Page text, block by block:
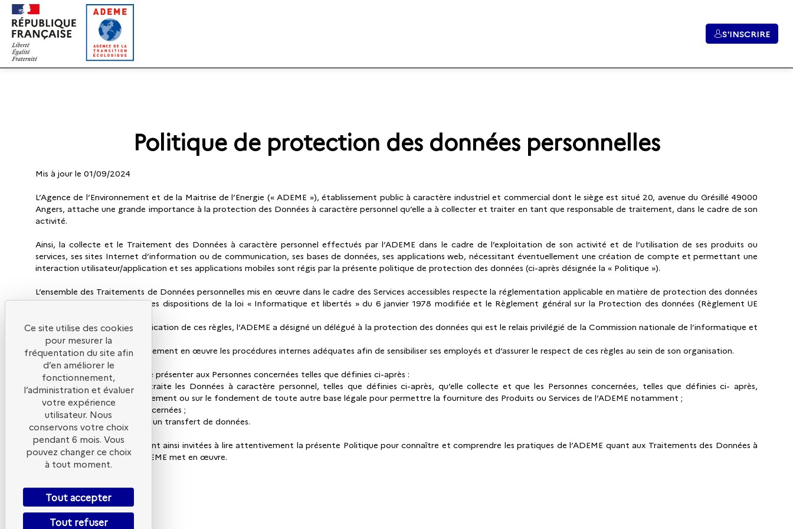
S'INSCRIRE
Politique de protection des données personnelles
Mis à jour le 01/09/2024
L’Agence de l’Environnement et de la Maitrise de l’Energie (« ADEME »), établissement public à caractère industriel et commercial dont le siège est situé 20, avenue du Grésillé 49000
Angers, attache une grande importance à la protection des Données à caractère personnel qu’elle a à collecter et traiter en tant que responsable de traitement, dans le cadre de son
activité.
Ainsi, la collecte et le Traitement des Données à caractère personnel effectués par l’ADEME dans le cadre de l’exploitation de son activité et de l’utilisation de ses produits ou
services, ses sites Internet d’information ou de communication, ses bases de données, ses applications web, nécessitant éventuellement une création de compte et permettant une
interaction utilisateur/application et ses applications mobiles sont régis par la présente politique de protection des données (ci-après désignée la « Politique »).
L’ensemble des Traitements de Données personnelles mis en œuvre dans le cadre des Services accessibles respecte la réglementation applicable en matière de protection des données
personnelles et notamment les dispositions de la loi « Informatique et libertés » du 6 janvier 1978 modifiée et le Règlement général sur la Protection des données (Règlement UE
Afin de veiller à la bonne application de ces règles, l’ADEME a désigné un délégué à la protection des données qui est le relais privilégié de la Commission nationale de l’informatique et
des libertés
(« CNIL »). L’ADEME met également en œuvre les procédures internes adéquates afin de sensibiliser ses employés et d’assurer le respect de ces règles au sein de son organisation.
Cette Politique a pour but de présenter aux Personnes concernées telles que définies ci-après :
- la manière dont l’ADEME traite les Données à caractère personnel, telles que définies ci-après, qu’elle collecte et que les Personnes concernées, telles que définies ci- après,
fournissent avec leur consentement ou sur le fondement de toute autre base légale pour permettre la fourniture des Produits ou Services de l’ADEME notamment ;
- les droits des Personnes concernées ;
- les éventuels bénéficiaires d’un transfert de données.
Les Personnes concernées sont ainsi invitées à lire attentivement la présente Politique pour connaître et comprendre les pratiques de l’ADEME quant aux Traitements des Données à
caractère personnel que l’ADEME met en œuvre.
Gestion des cookies
Ce site utilise des cookies
pour mesurer la
fréquentation du site afin
d’en améliorer le
fonctionnement,
l’administration et évaluer
votre expérience
utilisateur. Nous
conservons votre choix
pendant 6 mois. Vous
pouvez changer ce choix
à tout moment.
Tout accepter
Tout refuser